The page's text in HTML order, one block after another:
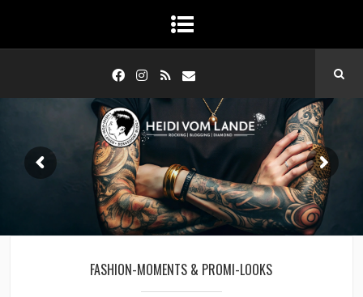
FASHION-MOMENTS & PROMI-LOOKS